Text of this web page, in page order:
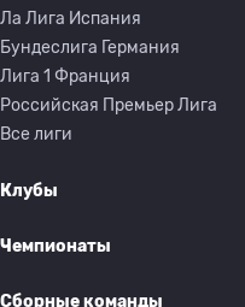
Ла Лига Испания
Бундеслига Германия
Лига 1 Франция
Российская Премьер Лига
Все лиги
Клубы
Чемпионаты
Сборные команды